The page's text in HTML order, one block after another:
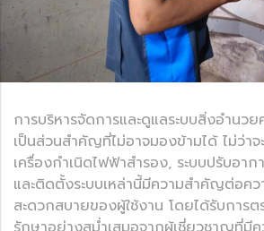
การบริหารจัดการและดูแลระบบสิ่งอำนวย
เป็นส่วนสำคัญที่ไม่อาจมองข้ามได้ ไม่ว่าจ
เครื่องกำเนิดไฟฟ้าสำรอง, ระบบปรับอา
และติดตั้งระบบเหล่านี้มีความสำคัญต่อค
สะดวกสบายของผู้ใช้งาน โดยได้รับการต